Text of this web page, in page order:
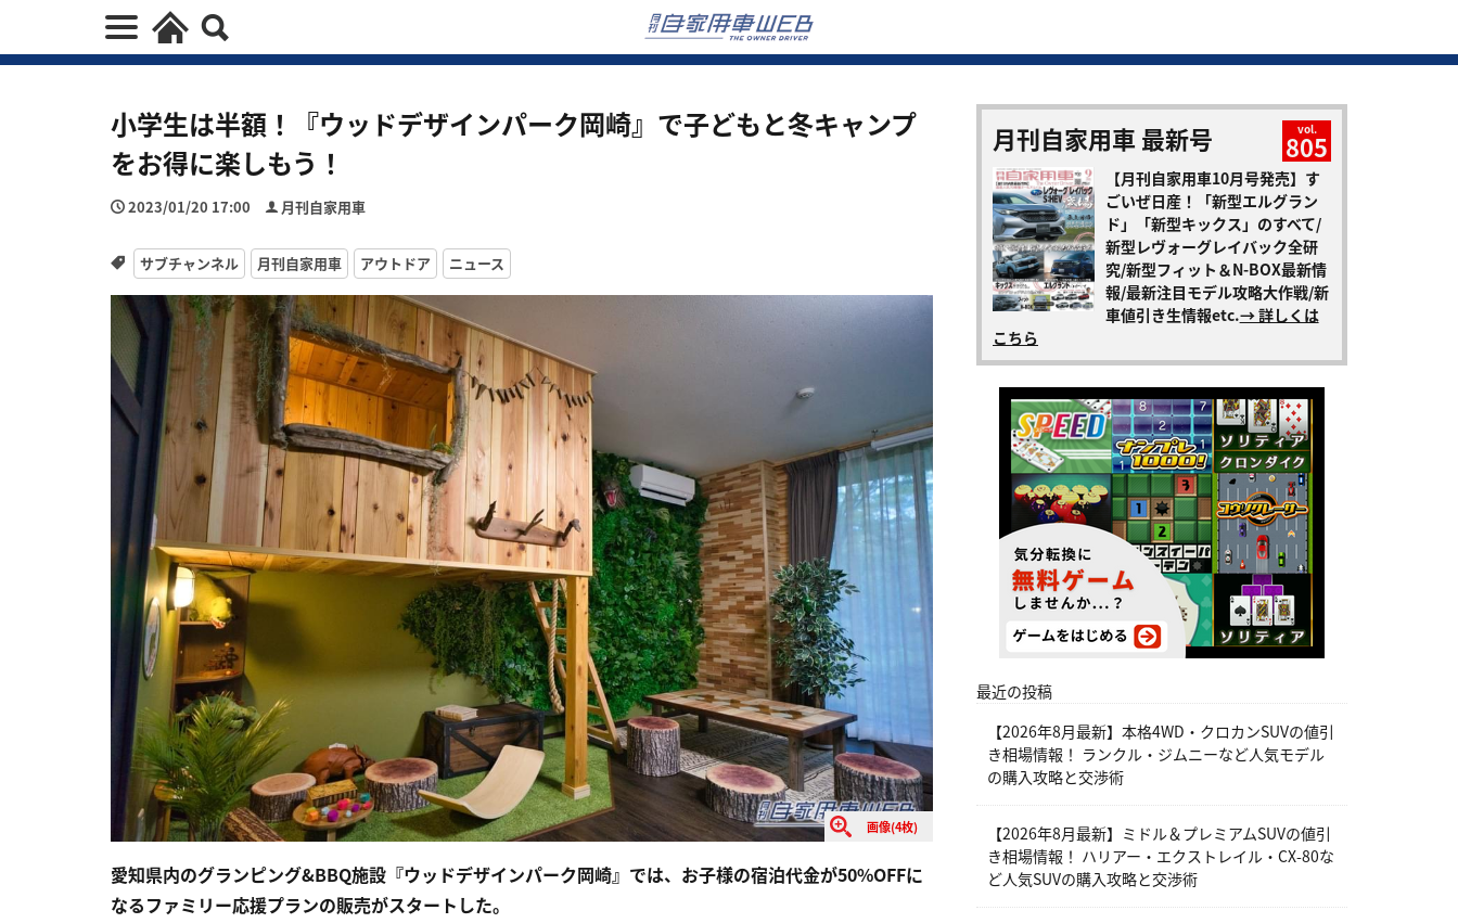
小学生は半額！『ウッドデザインパーク岡崎』で子どもと冬キャンプ
をお得に楽しもう！
2023/01/20 17:00 月刊自家用車
サブチャンネル 月刊自家用車 アウトドア ニュース
画像(4枚)
愛知県内のグランピング&BBQ施設『ウッドデザインパーク岡崎』では、お子様の宿泊代金が50%OFFに
なるファミリー応援プランの販売がスタートした。
月刊自家用車 最新号 vol.
805
【月刊自家用車10月号発売】す
ごいぜ日産！「新型エルグラン
ド」「新型キックス」のすべて/
新型レヴォーグレイバック全研
究/新型フィット＆N-BOX最新情
報/最新注目モデル攻略大作戦/新
車値引き生情報etc.→ 詳しくは
こちら
最近の投稿
【2026年8月最新】本格4WD・クロカンSUVの値引
き相場情報！ ランクル・ジムニーなど人気モデル
の購入攻略と交渉術
【2026年8月最新】ミドル＆プレミアムSUVの値引
き相場情報！ ハリアー・エクストレイル・CX-80な
ど人気SUVの購入攻略と交渉術